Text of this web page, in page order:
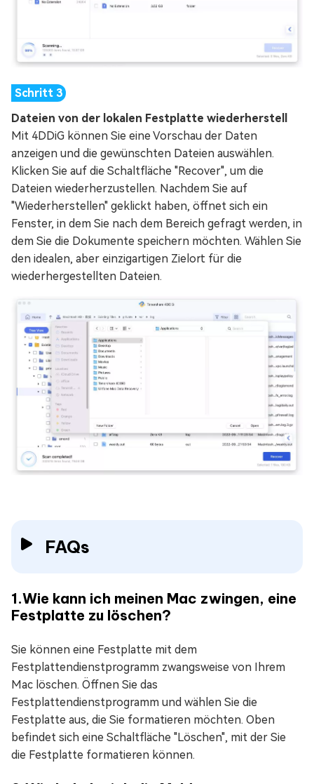
Dateien von der lokalen Festplatte wiederherstell
Mit 4DDiG können Sie eine Vorschau der Daten
anzeigen und die gewünschten Dateien auswählen.
Klicken Sie auf die Schaltfläche "Recover", um die
Dateien wiederherzustellen. Nachdem Sie auf
"Wiederherstellen" geklickt haben, öffnet sich ein
Fenster, in dem Sie nach dem Bereich gefragt werden, in
dem Sie die Dokumente speichern möchten. Wählen Sie
den idealen, aber einzigartigen Zielort für die
wiederhergestellten Dateien.
FAQs
1.Wie kann ich meinen Mac zwingen, eine
Festplatte zu löschen?
Sie können eine Festplatte mit dem
Festplattendienstprogramm zwangsweise von Ihrem
Mac löschen. Öffnen Sie das
Festplattendienstprogramm und wählen Sie die
Festplatte aus, die Sie formatieren möchten. Oben
befindet sich eine Schaltfläche "Löschen", mit der Sie
die Festplatte formatieren können.